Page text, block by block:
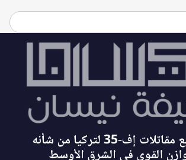
نتنياهو: بيع مقاتلات إف-35 لتركيا من شأنه
القوى في الشرق الأوسط